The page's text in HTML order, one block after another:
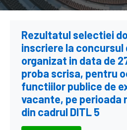
Rezultatul selectiei
inscriere la
organizat in data de
proba scrisa, pentru
functiilor publice de
vacante, pe perioada
din cadrul DITL 5